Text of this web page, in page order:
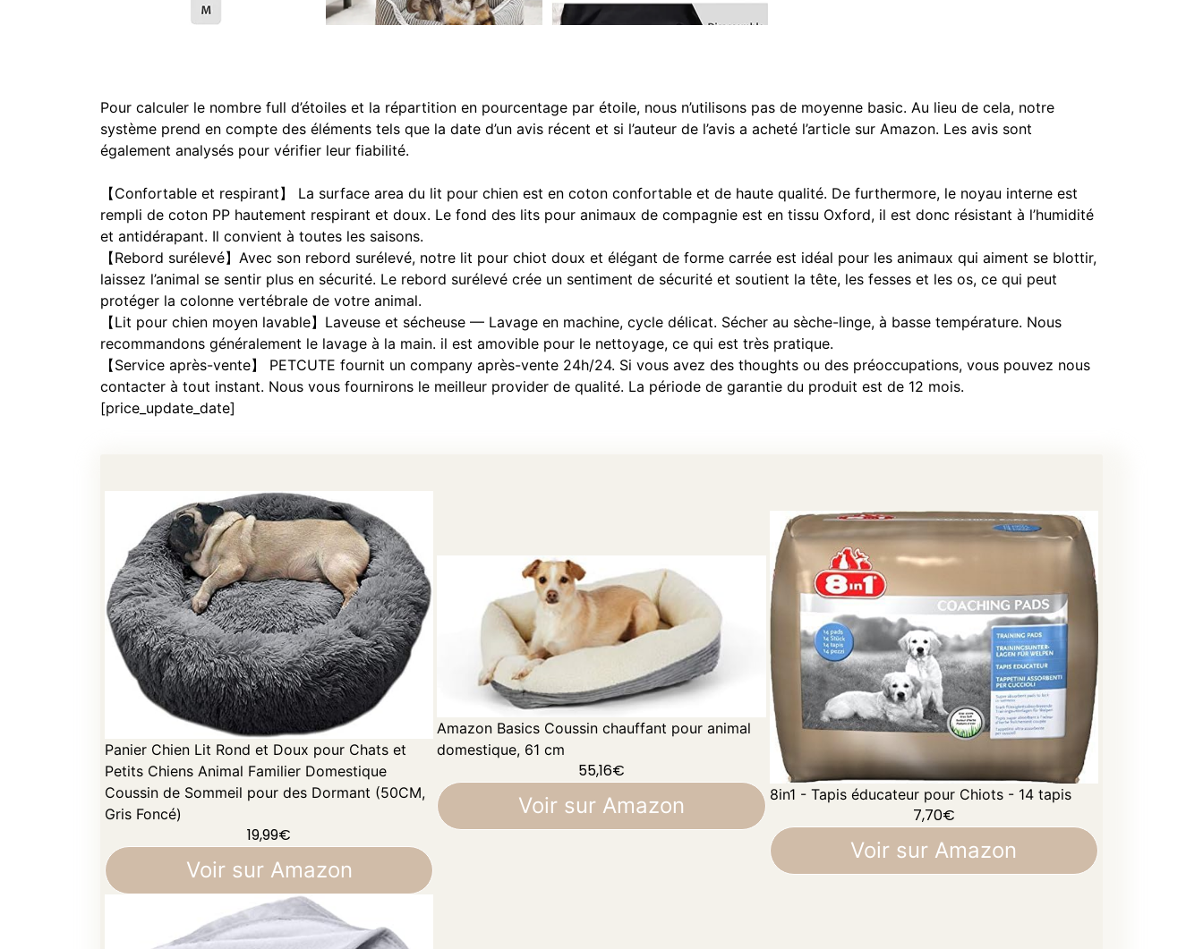
Pour calculer le nombre full d’étoiles et la répartition en pourcentage par étoile, nous n’utilisons pas de moyenne basic. Au lieu de cela, notre
système prend en compte des éléments tels que la date d’un avis récent et si l’auteur de l’avis a acheté l’article sur Amazon. Les avis sont
également analysés pour vérifier leur fiabilité.
【Confortable et respirant】 La surface area du lit pour chien est en coton confortable et de haute qualité. De furthermore, le noyau interne est
rempli de coton PP hautement respirant et doux. Le fond des lits pour animaux de compagnie est en tissu Oxford, il est donc résistant à l’humidité
et antidérapant. Il convient à toutes les saisons.
【Rebord surélevé】Avec son rebord surélevé, notre lit pour chiot doux et élégant de forme carrée est idéal pour les animaux qui aiment se blottir,
laissez l’animal se sentir plus en sécurité. Le rebord surélevé crée un sentiment de sécurité et soutient la tête, les fesses et les os, ce qui peut
protéger la colonne vertébrale de votre animal.
【Lit pour chien moyen lavable】Laveuse et sécheuse — Lavage en machine, cycle délicat. Sécher au sèche-linge, à basse température. Nous
recommandons généralement le lavage à la main. il est amovible pour le nettoyage, ce qui est très pratique.
【Service après-vente】 PETCUTE fournit un company après-vente 24h/24. Si vous avez des thoughts ou des préoccupations, vous pouvez nous
contacter à tout instant. Nous vous fournirons le meilleur provider de qualité. La période de garantie du produit est de 12 mois.
[price_update_date]
Panier Chien Lit Rond et Doux pour Chats et
Petits Chiens Animal Familier Domestique
Coussin de Sommeil pour des Dormant (50CM,
Gris Foncé)
19,99€
Voir sur Amazon
Amazon Basics Coussin chauffant pour animal
domestique, 61 cm
55,16€
Voir sur Amazon 8in1 - Tapis éducateur pour Chiots - 14 tapis
7,70€
Voir sur Amazon